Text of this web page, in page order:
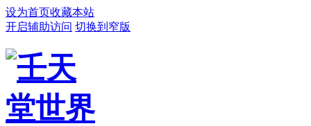
设为首页收藏本站
开启辅助访问 切换到窄版